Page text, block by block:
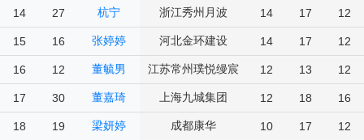
14 27 杭宁 浙江秀州月波 14 17 12
15 16 张婷婷 河北金环建设 14 17 12
16 12 董毓男 江苏常州璞悦缦宸 12 13 12
17 30 董嘉琦 上海九城集团 12 18 16
18 19 梁妍婷 成都康华 10 17 12